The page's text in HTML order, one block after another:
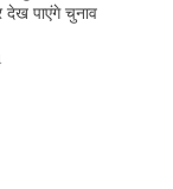
पाएंगे चुनाव